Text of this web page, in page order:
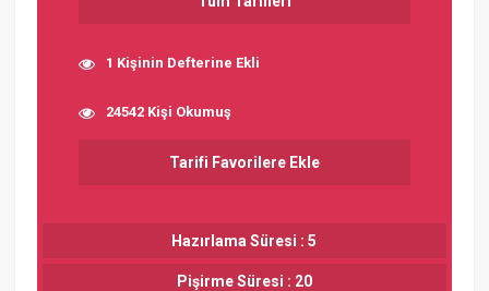
1 Kişinin Defterine Ekli
24542 Kişi Okumuş
Tarifi Favorilere Ekle
Hazırlama Süresi : 5
Pişirme Süresi : 20